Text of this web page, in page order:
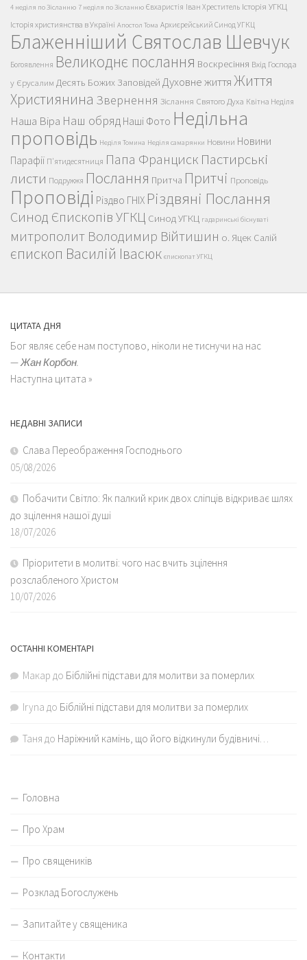
4 неділя по Зісланню 7 неділя по Зісланню Євхаристія Іван Хреститель Історія УГКЦ
Історія християнства в Україні Апостол Тома Архиєрейський Синод УГКЦ
Блаженніший Святослав Шевчук
Богоявлення Великоднє послання Воскресіння Вхід Господа
у Єрусалим Десять Божих Заповідей Духовне життяЖиття
Християнина Звернення Зіслання Святого Духа Квітна Неділя
Наша Віра Наш обряд Наші Фото Недільна
проповідь Неділя Томина Неділя самарянки Новини Новини
Парафії П'ятидесятниця Папа Франциск Пастирські
листи Подружжя Послання Притча Притчі Проповідь
Проповіді Різдво ГНІХ Різдвяні Послання
Синод Єпископів УГКЦ Синод УГКЦ гадаринські біснуваті
митрополит Володимир Війтишин о. Яцек Салій
єпископ Василій Івасюк єпископат УГКЦ
ЦИТАТА ДНЯ
Бог являє себе нам поступово, ніколи не тиснучи на нас
—Жан Корбон.
Наступна цитата »
НЕДАВНІ ЗАПИСИ
Слава Переображення Господнього
05/08/2026
Побачити Світло: Як палкий крик двох сліпців відкриває шлях
до зцілення нашої душі
18/07/2026
Пріоритети в молитві: чого нас вчить зцілення
розслабленого Христом
10/07/2026
ОСТАННІ КОМЕНТАРІ
Макар до Біблійні підстави для молитви за померлих
Iryna до Біблійні підстави для молитви за померлих
Таня до Наріжний камінь, що його відкинули будівничі…
Головна
Про Храм
Про священиків
Розклад Богослужень
Запитайте у священика
Контакти